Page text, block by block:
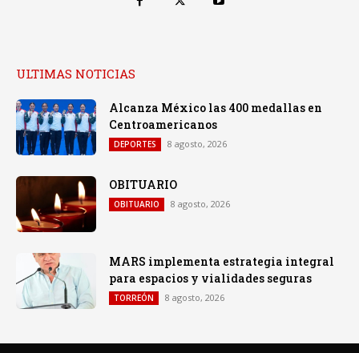
ULTIMAS NOTICIAS
Alcanza México las 400 medallas en
Centroamericanos
DEPORTES 8 agosto, 2026
OBITUARIO
OBITUARIO 8 agosto, 2026
MARS implementa estrategia integral
para espacios y vialidades seguras
TORREÓN 8 agosto, 2026